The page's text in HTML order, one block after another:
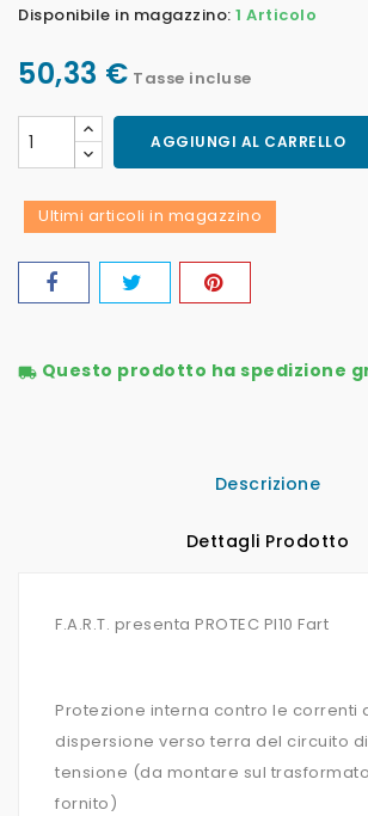
Disponibile in magazzino: 1 Articolo
50,33 € Tasse incluse
AGGIUNGI AL CARRELLO
Ultimi articoli in magazzino
local_shipping Questo prodotto ha spedizione
Descrizione
Dettagli Prodotto
F.A.R.T. presenta PROTEC PI10 Fart
Protezione interna contro le correnti
dispersione verso terra del circuito
tensione (da montare sul
fornito)